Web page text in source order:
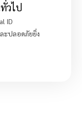
วไป
ID
ะปลอดภัยยิ่ง